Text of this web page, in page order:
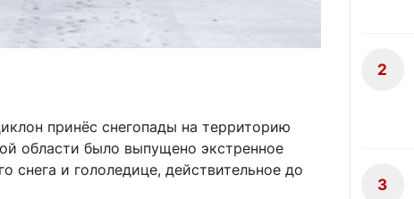
принёс снегопады на территорию
области было выпущено экстренное
снега и гололедице, действительное до
2
3